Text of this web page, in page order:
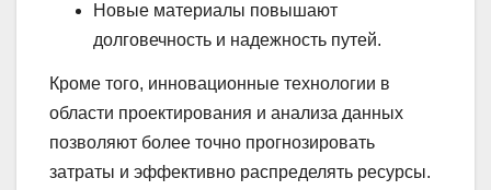
Новые материалы повышают
долговечность и надежность путей.
Кроме того, инновационные технологии в
области проектирования и анализа данных
позволяют более точно прогнозировать
затраты и эффективно распределять ресурсы.